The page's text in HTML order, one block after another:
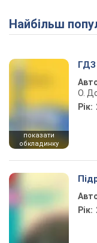
Найбільш
показати
обкладинку
ГДЗ
О.
Рік:
Рік: